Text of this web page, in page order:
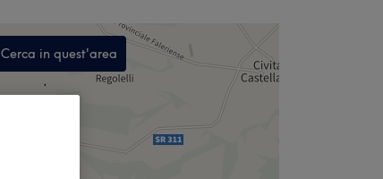
Cerca in quest'area
,